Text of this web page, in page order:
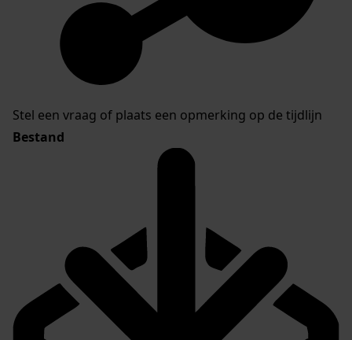
Stel een vraag of plaats een opmerking op de tijdlijn
Bestand